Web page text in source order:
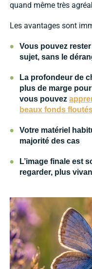
quand même très
Les avantages sont
•
Vous pouvez
sujet, sans le
•
La profondeur de
plus de marge
vous pouvez
beaux fonds
•
Votre matériel
majorité des cas
•
L’image finale est
regarder, plus